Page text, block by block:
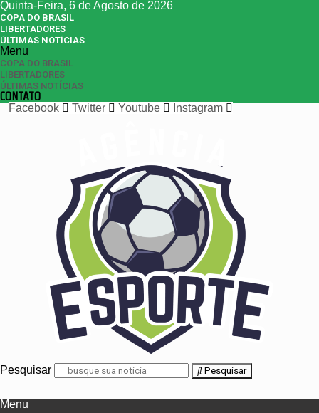
Quinta-Feira, 6 de Agosto de 2026
COPA DO BRASIL
LIBERTADORES
ÚLTIMAS NOTÍCIAS
Menu
COPA DO BRASIL
LIBERTADORES
ÚLTIMAS NOTÍCIAS
CONTATO
Facebook
Twitter Youtube Instagram
Pesquisar Pesquisar
Menu